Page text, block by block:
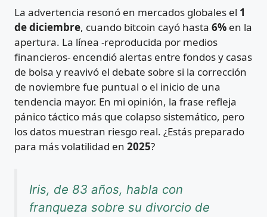
La advertencia resonó en mercados globales el 1
de diciembre, cuando bitcoin cayó hasta 6% en la
apertura. La línea -reproducida por medios
financieros- encendió alertas entre fondos y casas
de bolsa y reavivó el debate sobre si la corrección
de noviembre fue puntual o el inicio de una
tendencia mayor. En mi opinión, la frase refleja
pánico táctico más que colapso sistemático, pero
los datos muestran riesgo real. ¿Estás preparado
para más volatilidad en 2025?
Iris, de 83 años, habla con
franqueza sobre su divorcio de